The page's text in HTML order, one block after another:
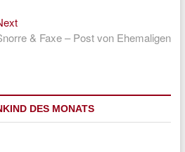
Next
post:& Faxe – Post von Ehemaligen
DES MONATS